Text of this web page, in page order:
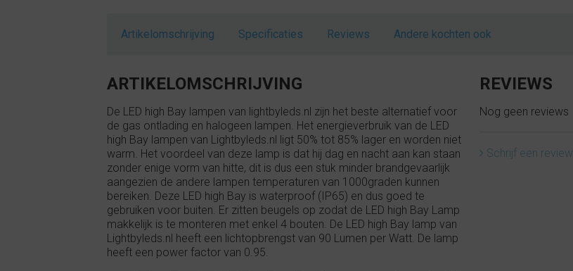
Artikelomschrijving Specificaties Reviews Andere kochten ook
ARTIKELOMSCHRIJVING
De LED high Bay lampen van lightbyleds.nl zijn het beste alternatief voor
de gas ontlading en halogeen lampen. Het energieverbruik van de LED
high Bay lampen van Lightbyleds.nl ligt 50% tot 85% lager en worden niet
warm. Het voordeel van deze lamp is dat hij dag en nacht aan kan staan
zonder enige vorm van hitte, dit is dus een stuk minder brandgevaarlijk
aangezien de andere lampen temperaturen van 1000graden kunnen
bereiken. Deze LED high Bay is waterproof (IP65) en dus goed te
gebruiken voor buiten. Er zitten beugels op zodat de LED high Bay Lamp
makkelijk is te monteren met enkel 4 bouten. De LED high Bay lamp van
Lightbyleds.nl heeft een lichtopbrengst van 90 Lumen per Watt. De lamp
heeft een power factor van 0.95.
REVIEWS
Nog geen reviews
Schrijf een review